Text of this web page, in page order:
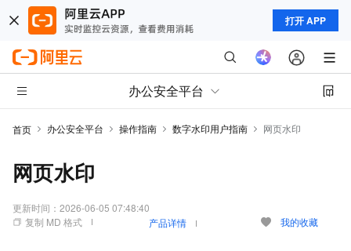
打开 APP
办公安全平台
首页 办公安全平台 操作指南 数字水印用户指南 网页水印
网页水印
更新时间： 2026-06-05 07:48:40
复制 MD 格式
产品详情 我的收藏